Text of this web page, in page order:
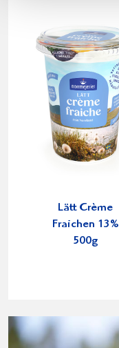
Lätt Crème
Fraichen 13%
500g